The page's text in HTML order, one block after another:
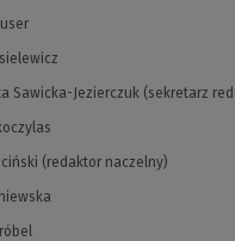
Sawicka-Jezierczuk (sekretarz
(redaktor naczelny)